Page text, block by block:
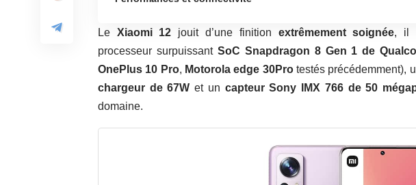
Le Xiaomi 12 jouit d’une finition extrêmement soignée, il
processeur surpuissant SoC Snapdragon 8 Gen 1 de
OnePlus 10 Pro, Motorola edge 30Protestés précédemment),
chargeur de 67W et un capteur Sony IMX 766 de 50
domaine.